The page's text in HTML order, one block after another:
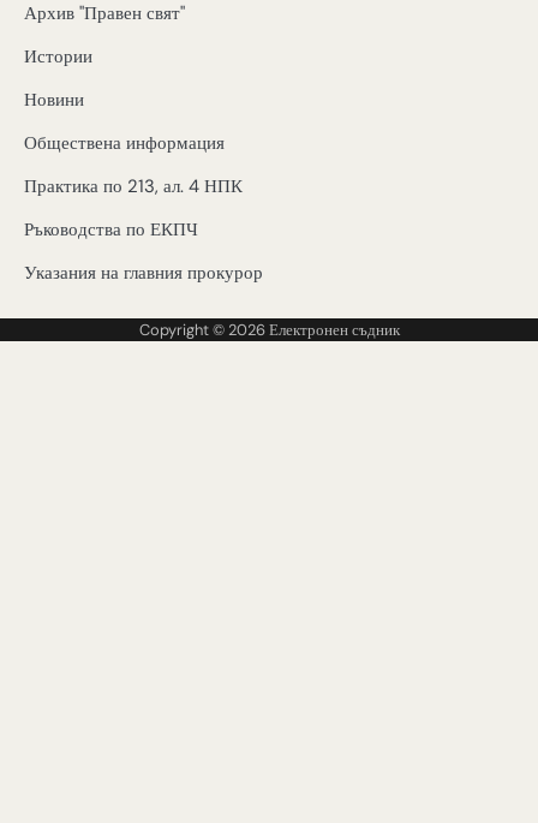
Архив "Правен свят"
Истории
Новини
Обществена информация
Практика по 213, ал. 4 НПК
Ръководства по ЕКПЧ
Указания на главния прокурор
Copyright © 2026Електронен съдник